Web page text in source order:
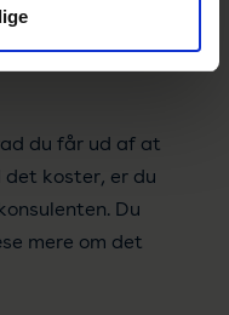
du får ud af at
koster, er du
Du
mere om det